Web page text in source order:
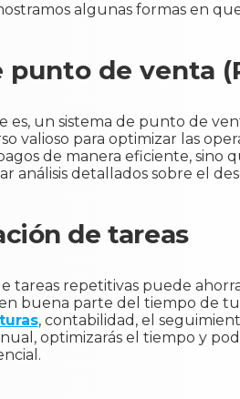
algunas formas en
punto de venta
es, un sistema de punto de
valioso para optimizar las
de manera eficiente,
análisis detallados sobre el
de tareas
tareas repetitivas puede
buena parte del tiempo de
, contabilidad, el
optimizarás el tiempo y